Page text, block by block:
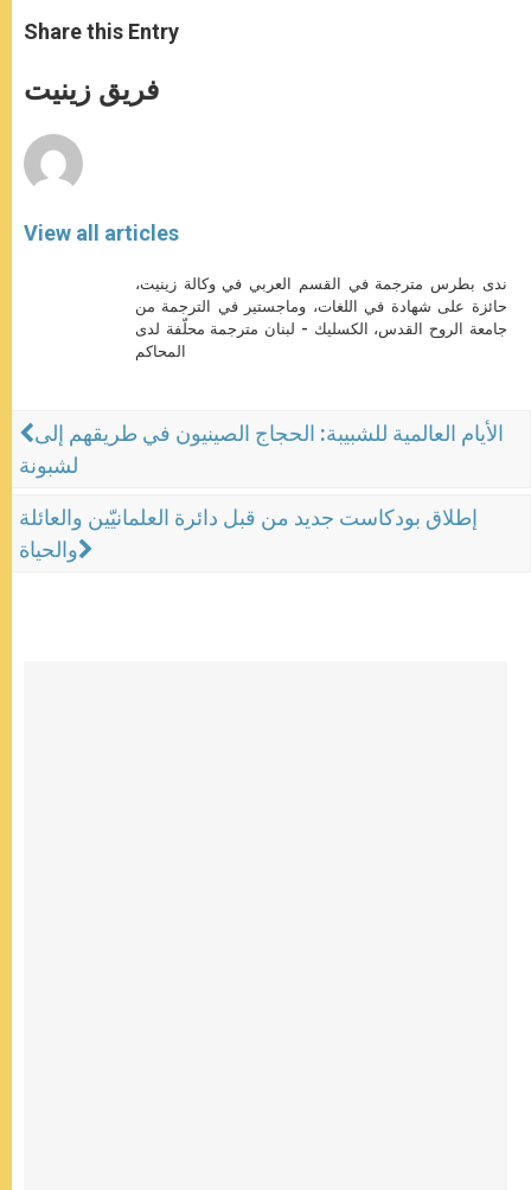
t
s
p
p
s
e
g
e
e
b
o
k
Share this Entry
فريق زينيت
View all articles
ندى بطرس مترجمة في القسم العربي في وكالة زينيت،
حائزة على شهادة في اللغات، وماجستير في الترجمة من
جامعة الروح القدس، الكسليك - لبنان مترجمة محلّفة لدى
المحاكم
الأيام العالمية للشبيبة: الحجاج الصينيون في طريقهم إلى
لشبونة
إطلاق بودكاست جديد من قبل دائرة العلمانيّين والعائلة
والحياة